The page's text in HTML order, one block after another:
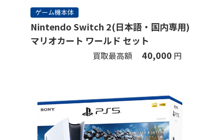
ゲーム機本体
Nintendo Switch 2(日本語・国内専用)
マリオカート ワールド セット
買取最高額 40,000 円